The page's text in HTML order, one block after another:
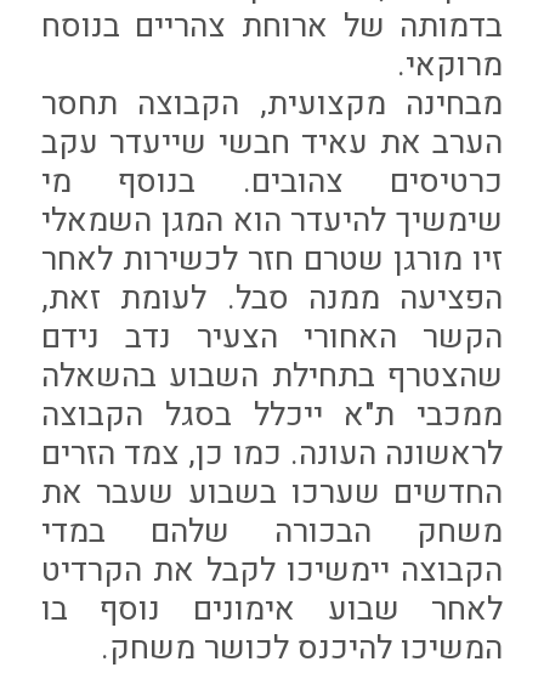
בדמותה של ארוחת צהריים בנוסח
מרוקאי.
מבחינה מקצועית, הקבוצה תחסר
הערב את עאיד חבשי שייעדר עקב
כרטיסים צהובים. בנוסף מי
שימשיך להיעדר הוא המגן השמאלי
זיו מורגן שטרם חזר לכשירות לאחר
הפציעה ממנה סבל. לעומת זאת,
הקשר האחורי הצעיר נדב נידם
שהצטרף בתחילת השבוע בהשאלה
ממכבי ת"א ייכלל בסגל הקבוצה
לראשונה העונה. כמו כן, צמד הזרים
החדשים שערכו בשבוע שעבר את
משחק הבכורה שלהם במדי
הקבוצה יימשיכו לקבל את הקרדיט
לאחר שבוע אימונים נוסף בו
המשיכו להיכנס לכושר משחק.